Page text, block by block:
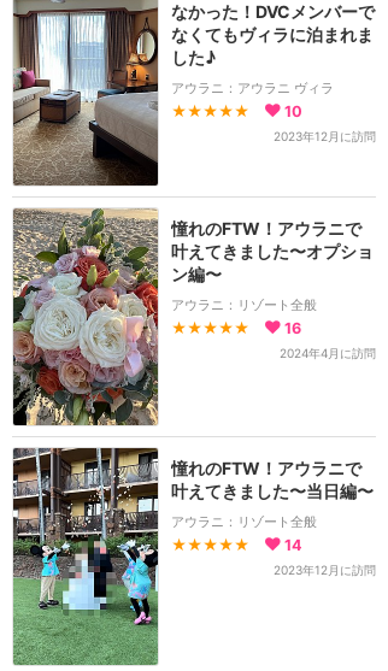
なかった！DVCメンバーで
なくてもヴィラに泊まれま
した♪
アウラニ：アウラニ ヴィラ
★★★★★ 10
2023年12月に訪問
憧れのFTW！アウラニで
叶えてきました〜オプショ
ン編〜
アウラニ：リゾート全般
★★★★★ 16
2024年4月に訪問
憧れのFTW！アウラニで
叶えてきました〜当日編〜
アウラニ：リゾート全般
★★★★★ 14
2023年12月に訪問